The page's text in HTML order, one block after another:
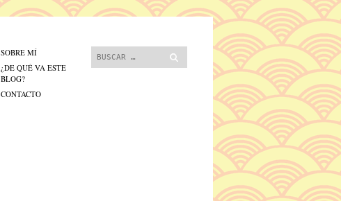
Buscar
SOBRE MÍ
¿DE QUÉ VA ESTE
BLOG?
CONTACTO